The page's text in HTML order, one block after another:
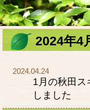
2024年4
2024.04.24
1月の秋田ス
しました